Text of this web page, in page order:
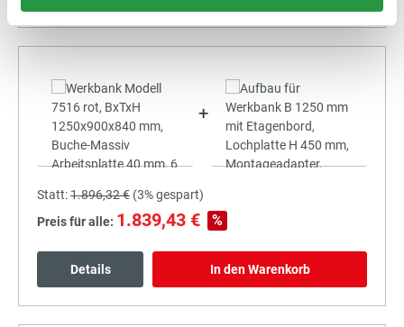
+
Statt:1.896,32 € (3%gespart)
Preis für alle: 1.839,43 € %
Details In den Warenkorb